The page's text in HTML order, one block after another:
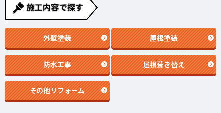
外壁塗装 屋根塗装
防水工事 屋根葺き替え
その他リフォーム